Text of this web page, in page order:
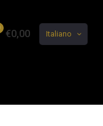
€0,00 Italiano